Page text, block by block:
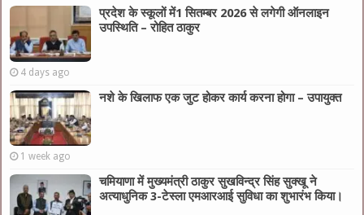
प्रदेश के स्कूलों में1 सितम्बर 2026 से लगेगी ऑनलाइन
उपस्थिति – रोहित ठाकुर
4 days ago
नशे के खिलाफ एक जुट होकर कार्य करना होगा – उपायुक्त
1 week ago
चमियाणा में मुख्यमंत्री ठाकुर सुखविन्द्र सिंह सुक्खू ने
अत्याधुनिक 3-टेस्ला एमआरआई सुविधा का शुभारंभ किया।